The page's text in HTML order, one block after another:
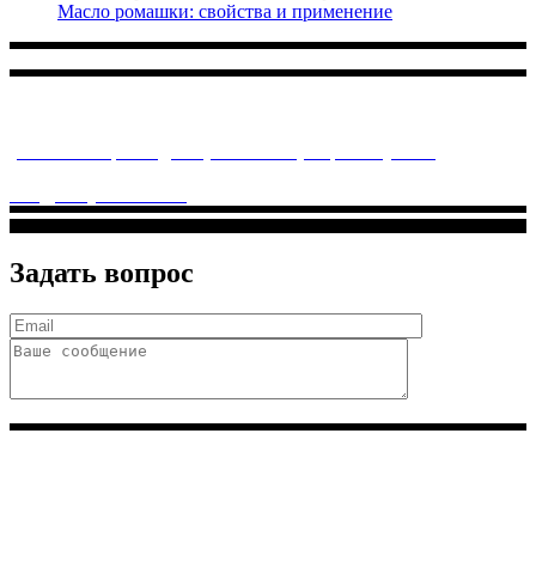
Масло ромашки: свойства и применение
Задать вопрос